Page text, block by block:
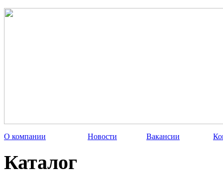
О компании Новости Вакансии
Каталог